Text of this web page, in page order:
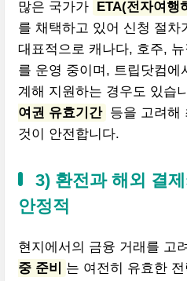
많은 국가가 ETA(전자여행
를 채택하고 있어 신청 절차
대표적으로 캐나다, 호주,
를 운영 중이며, 트립닷컴에
계해 지원하는 경우도 있습
여권 유효기간 등을 고려해
것이 안전합니다.
3) 환전과 해외 결
안정적
현지에서의 금융 거래를 고
중 준비
는 여전히 유효한